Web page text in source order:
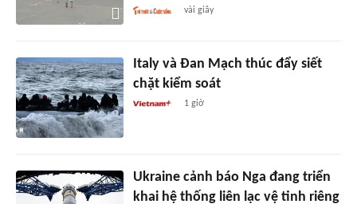
vài giây
Italy và Đan Mạch thúc đẩy siết
chặt kiểm soát
1 giờ
Ukraine cảnh báo Nga đang triển
khai hệ thống liên lạc vệ tinh riêng